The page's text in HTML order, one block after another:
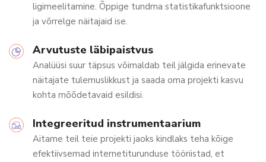
ligimeelitamine. Õppige tundma statistikafunktsioone
ja võrrelge näitajaid ise.
Arvutuste läbipaistvus
Analüüsi suur täpsus võimaldab teil jälgida erinevate
näitajate tulemuslikkust ja saada oma projekti kasvu
kohta mõõdetavaid esildisi.
Integreeritud instrumentaarium
Aitame teil teie projekti jaoks kindlaks teha kõige
efektiivsemad internetiturunduse tööriistad, et